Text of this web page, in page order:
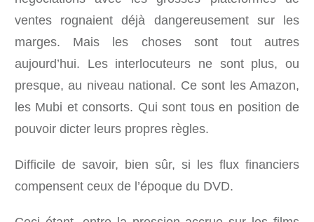
ventes rognaient déjà dangereusement sur les
marges. Mais les choses sont tout autres
aujourd’hui. Les interlocuteurs ne sont plus, ou
presque, au niveau national. Ce sont les Amazon,
les Mubi et consorts. Qui sont tous en position de
pouvoir dicter leurs propres règles.
Difficile de savoir, bien sûr, si les flux financiers
compensent ceux de l’époque du DVD.